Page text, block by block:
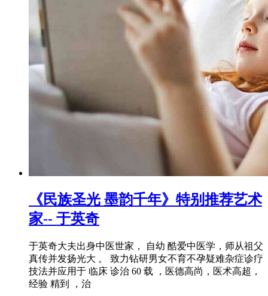
《民族圣光 墨韵千年》特别推荐艺术
家-- 于英奇
于英奇大夫出身中医世家， 自幼 酷爱中医学，师从祖父
真传并发扬光大 。 致力钻研男女不育不孕疑难杂症诊疗
技法并应用于 临床 诊治 60 载 ，医德高尚，医术高超，
经验 精到 ，治